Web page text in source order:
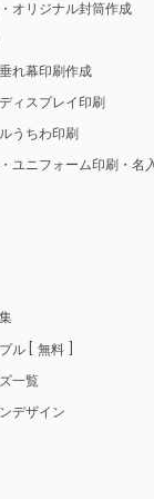
オリジナル封筒作成
れ幕印刷作成
ィスプレイ印刷
うちわ印刷
ユニフォーム印刷・名
ル
無料
一覧
デザイン